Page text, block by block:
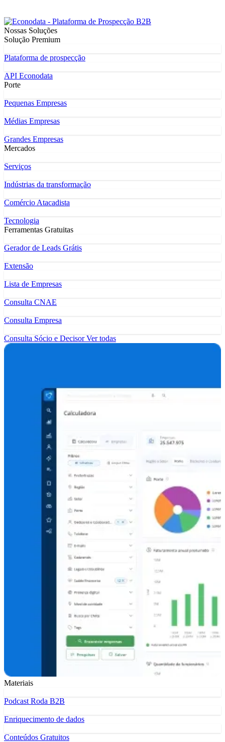
Nossas Soluções
Solução Premium
Plataforma de prospecção
API Econodata
Porte
Pequenas Empresas
Médias Empresas
Grandes Empresas
Mercados
Serviços
Indústrias da transformação
Comércio Atacadista
Tecnologia
Ferramentas Gratuitas
Gerador de Leads Grátis
Extensão
Lista de Empresas
Consulta CNAE
Consulta Empresa
Consulta Sócio e DecisorVer todas
Materiais
Podcast Roda B2B
Enriquecimento de dados
Conteúdos Gratuitos